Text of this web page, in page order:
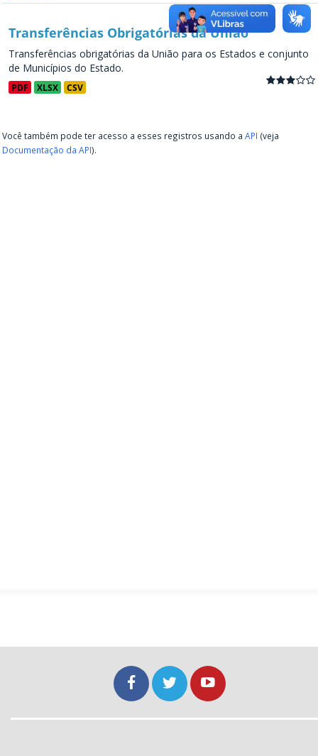
Transferências Obrigatórias da União
Transferências obrigatórias da União para os Estados e conjunto
de Municípios do Estado.
PDF XLSX CSV
Você também pode ter acesso a esses registros usando a API (veja
Documentação da API).